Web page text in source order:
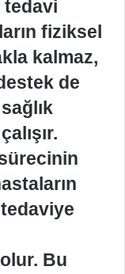
tedavi
fiziksel
kalmaz,
de
Bu